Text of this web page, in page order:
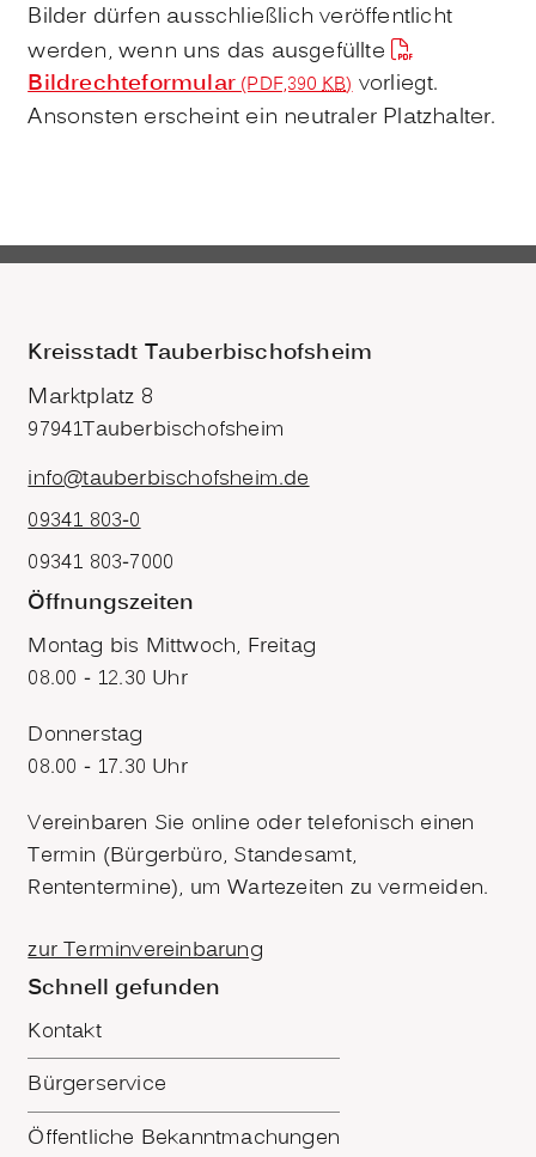
Bilder dürfen ausschließlich veröffentlicht
werden, wenn uns das ausgefüllte
Bildrechteformular(PDF,390KB) vorliegt.
Ansonsten erscheint ein neutraler Platzhalter.
Kreisstadt Tauberbischofsheim
Marktplatz 8
97941Tauberbischofsheim
info@tauberbischofsheim.de
09341 803-0
09341 803-7000
Öffnungszeiten
Montag bis Mittwoch, Freitag
08.00 - 12.30 Uhr
Donnerstag
08.00 - 17.30 Uhr
Vereinbaren Sie online oder telefonisch einen
Termin (Bürgerbüro, Standesamt,
Rententermine), um Wartezeiten zu vermeiden.
zur Terminvereinbarung
Schnell gefunden
Kontakt
Bürgerservice
Öffentliche Bekanntmachungen